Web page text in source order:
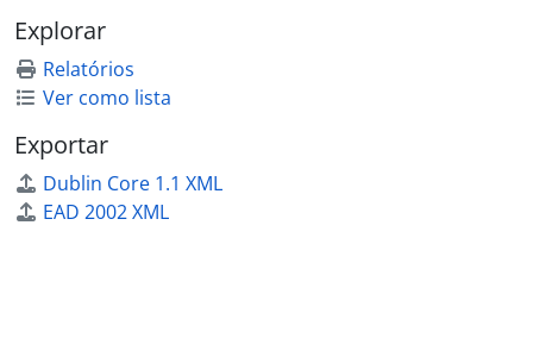
Explorar
Relatórios
Ver como lista
Exportar
Dublin Core 1.1 XML
EAD 2002 XML